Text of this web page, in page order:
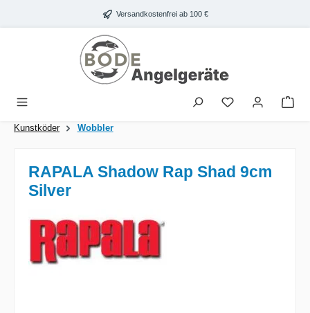
Zum Hauptinhalt springen Versandkostenfrei ab 100 €
Kunstköder Wobbler
RAPALA Shadow Rap Shad 9cm
Silver